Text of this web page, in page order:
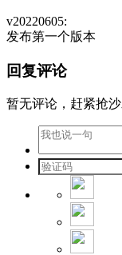
v20220605:
发布第一个版本
回复评论
暂无评论，赶紧抢